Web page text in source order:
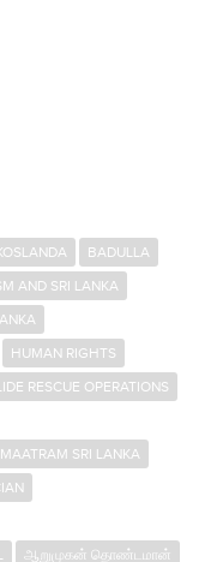
BADULLA
AND SRI LANKA
HUMAN RIGHTS
RESCUE OPERATIONS
MAATRAM SRI LANKA
ஆறுமுகன் தொண்டமான்